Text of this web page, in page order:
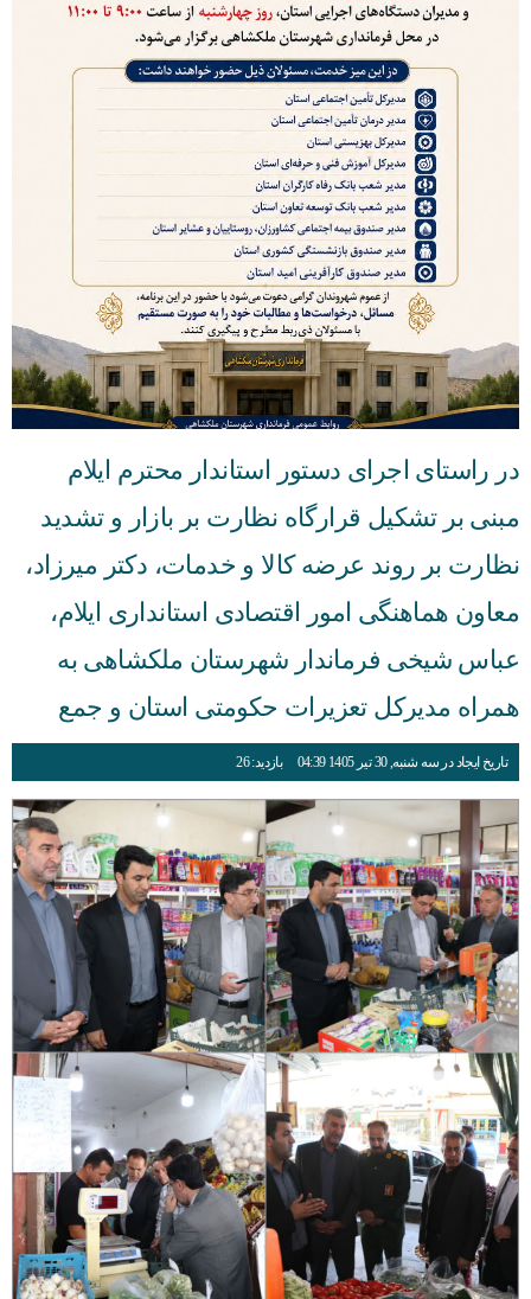
در راستای اجرای دستور استاندار محترم ایلام
مبنی بر تشکیل قرارگاه نظارت بر بازار و تشدید
نظارت بر روند عرضه کالا و خدمات، دکتر میرزاد،
معاون هماهنگی امور اقتصادی استانداری ایلام،
عباس شیخی فرماندار شهرستان ملکشاهی به
همراه مدیرکل تعزیرات حکومتی استان و جمع
تاریخ ایجاد در سه شنبه, 30 تیر 1405 04:39 بازدید: 26